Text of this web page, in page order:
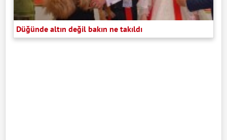
Düğünde altın değil bakın ne takıldı